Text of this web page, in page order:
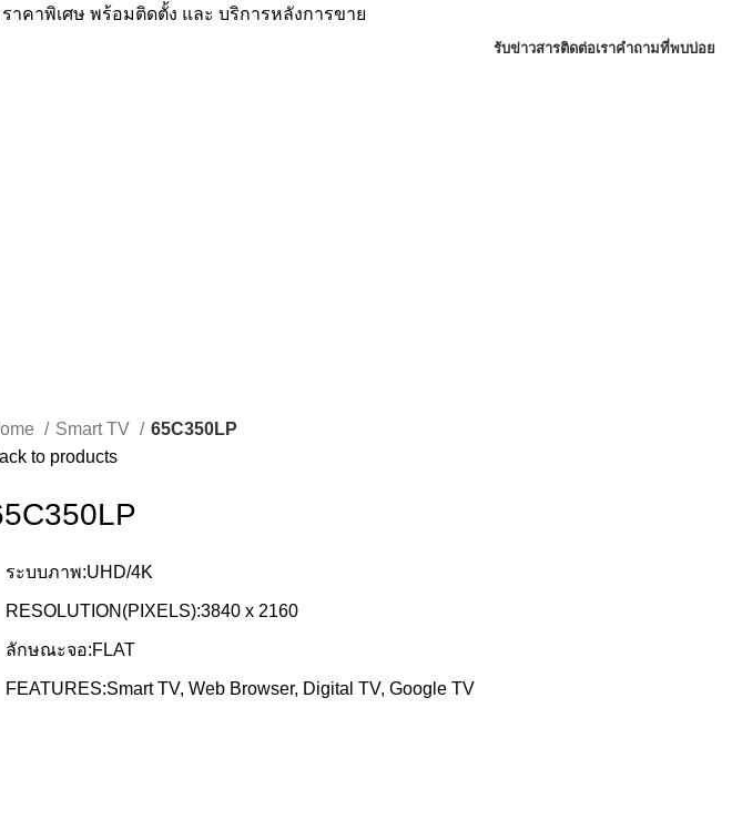
าคาพิเศษ พร้อมติดตั้ง และ บริการหลังการขาย
รับข่าวสารติดต่อเราคำถามที่พบบ่อย
Smart TV
65C350LP
to products
ระบบภาพ:UHD/4K
RESOLUTION(PIXELS):3840 x 2160
ลักษณะจอ:FLAT
FEATURES:Smart TV, Web Browser, Digital TV, Google TV